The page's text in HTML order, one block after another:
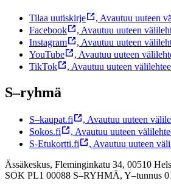
Tilaa uutiskirje , Avautuu uuteen
Facebook
, Avautuu uuteen
Instagram
, Avautuu uuteen
YouTube
, Avautuu uuteen
TikTok
, Avautuu uuteen
S–ryhmä
S–kaupat.fi , Avautuu uuteen
Sokos.fi
, Avautuu uuteen
S-Etukortti.fi
, Avautuu uuteen
Ässäkeskus, Fleminginkatu 34, 00510
SOK PL1 00088 S–RYHMÄ, Y–tunnus